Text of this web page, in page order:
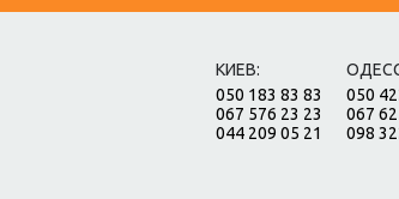
КИЕВ:
050 183 83 83
067 576 23 23
044 209 05 21
050
067
098